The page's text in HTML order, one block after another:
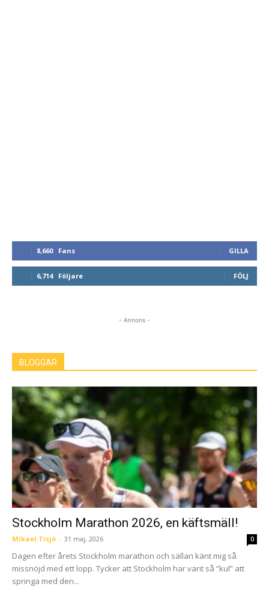
8,660 Fans GILLA
6,714 Följare FÖLJ
- Annons -
BLOGGAR
Stockholm Marathon 2026, en käftsmäll!
Mikael Tisjö - 31 maj, 2026 0
Dagen efter årets Stockholm marathon och sällan känt mig så
missnöjd med ett lopp. Tycker att Stockholm har varit så ”kul” att
springa med den...